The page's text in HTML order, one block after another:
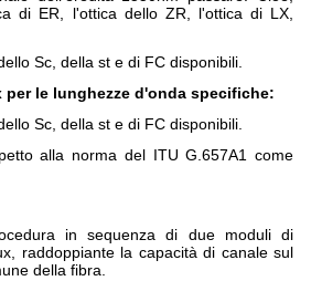
di ER, l'ottica dello ZR, l'ottica di LX,
Sc, della st e di FC disponibili.
per le lunghezze d'onda specifiche:
Sc, della st e di FC disponibili.
alla norma del ITU G.657A1 come
in sequenza di due moduli di
raddoppiante la capacità di canale sul
della fibra.